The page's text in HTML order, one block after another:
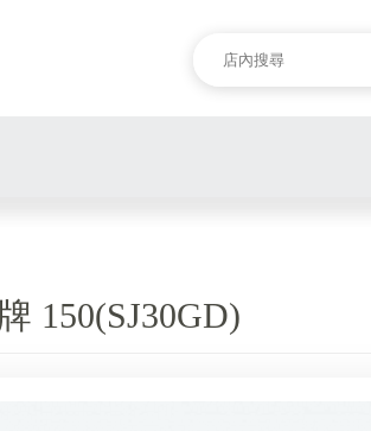
150(SJ30GD)